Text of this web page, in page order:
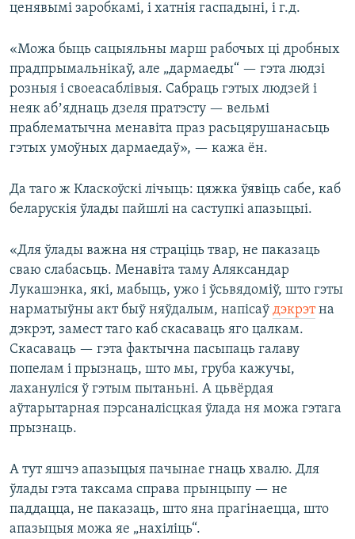
ценявымі заробкамі, і хатнія гаспадыні, і г.д.
«Можа быць сацыяльны марш рабочых ці дробных
прадпрымальнікаў, але „дармаеды“ — гэта людзі
розныя і своеасаблівыя. Сабраць гэтых людзей і
неяк абʼяднаць дзеля пратэсту — вельмі
праблематычна менавіта праз расьцярушанасьць
гэтых умоўных дармаедаў», — кажа ён.
Да таго ж Класкоўскі лічыць: цяжка ўявіць сабе, каб
беларускія ўлады пайшлі на саступкі апазыцыі.
«Для ўлады важна ня страціць твар, не паказаць
сваю слабасьць. Менавіта таму Аляксандар
Лукашэнка, які, мабыць, ужо і ўсьвядоміў, што гэты
нарматыўны акт быў няўдалым, напісаў дэкрэтна
дэкрэт, замест таго каб скасаваць яго цалкам.
Скасаваць — гэта фактычна пасыпаць галаву
попелам і прызнаць, што мы, груба кажучы,
лахануліся ў гэтым пытаньні. А цьвёрдая
аўтарытарная пэрсаналісцкая ўлада ня можа гэтага
прызнаць.
А тут яшчэ апазыцыя пачынае гнаць хвалю. Для
ўлады гэта таксама справа прынцыпу — не
паддацца, не паказаць, што яна прагінаецца, што
апазыцыя можа яе „нахіліць“.